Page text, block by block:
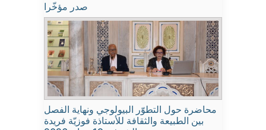
صدر مؤخّرا
محاضرة حول التطوّر البيولوجي ونهاية الفصل
بين الطبيعة والثقافة للأستاذة فوزيّة فريدة